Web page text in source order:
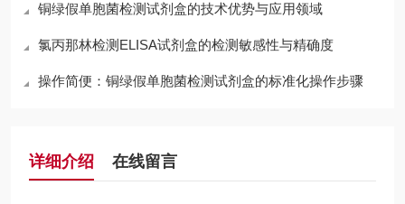
铜绿假单胞菌检测试剂盒的技术优势与应用领域
氯丙那林检测ELISA试剂盒的检测敏感性与精确度
操作简便：铜绿假单胞菌检测试剂盒的标准化操作步骤
详细介绍 在线留言